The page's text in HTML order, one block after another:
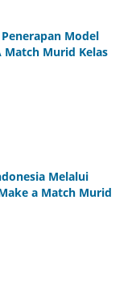
Model
Match Murid Kelas
Melalui
a Match Murid